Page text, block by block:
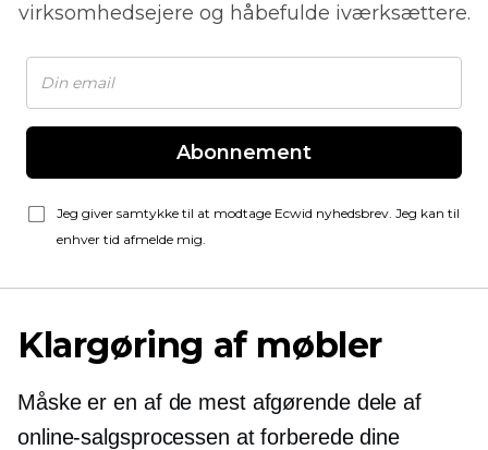
virksomhedsejere og håbefulde iværksættere.
Abonnement
Jeg giver samtykke til at modtage Ecwid nyhedsbrev. Jeg kan til
enhver tid afmelde mig.
Klargøring af møbler
Måske er en af ​​de mest afgørende dele af
online-salgsprocessen at forberede dine